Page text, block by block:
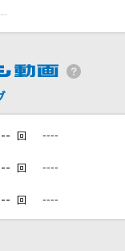
初音ミク
もっと見る
回 ----
回 ----
回 ----